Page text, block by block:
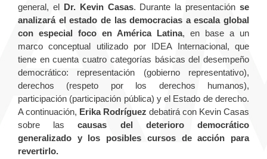
general, el Dr. Kevin Casas. Durante la presentación se
analizará el estado de las democracias a escala global
con especial foco en América Latina, en base a un
marco conceptual utilizado por IDEA Internacional, que
tiene en cuenta cuatro categorías básicas del desempeño
democrático: representación (gobierno representativo),
derechos (respeto por los derechos humanos),
participación (participación pública) y el Estado de derecho.
A continuación, Erika Rodríguez debatirá con Kevin Casas
sobre lascausas del deterioro democrático
generalizado y los posibles cursos de acción para
revertirlo.